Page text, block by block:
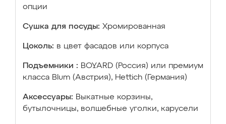
опции
Сушка для посуды: Хромированная
Цоколь: в цвет фасадов или корпуса
Подъемники : BOYARD (Россия) или премиум
класса Blum (Австрия), Hettich (Германия)
Аксессуары: Выкатные корзины,
бутылочницы, волшебные уголки, карусели